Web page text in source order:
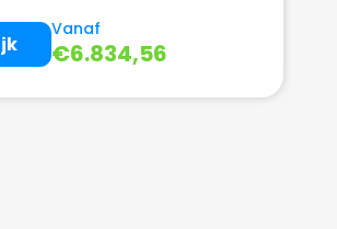
Vanaf
€6.834,56